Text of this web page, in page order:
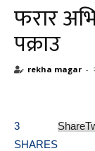
फरार
पक्राउ
rekha magar -
3
SHARES
Share